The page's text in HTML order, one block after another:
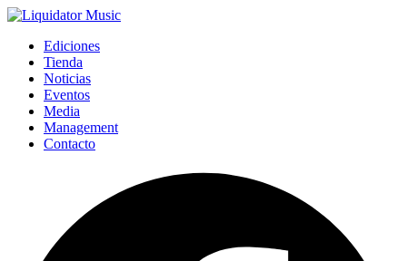
Ediciones
Tienda
Noticias
Eventos
Media
Management
Contacto